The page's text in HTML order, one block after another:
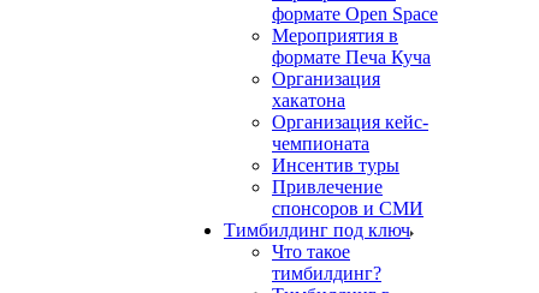
формате Open Space
Мероприятия в
формате Печа Куча
Организация
хакатона
Организация кейс-
чемпионата
Инсентив туры
Привлечение
спонсоров и СМИ
Тимбилдинг под ключ
Что такое
тимбилдинг?